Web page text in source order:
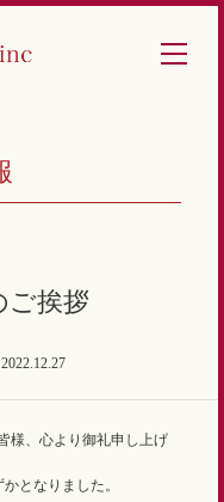
挨拶
2022.12.27
様、心より御礼申し上げ
となりました。